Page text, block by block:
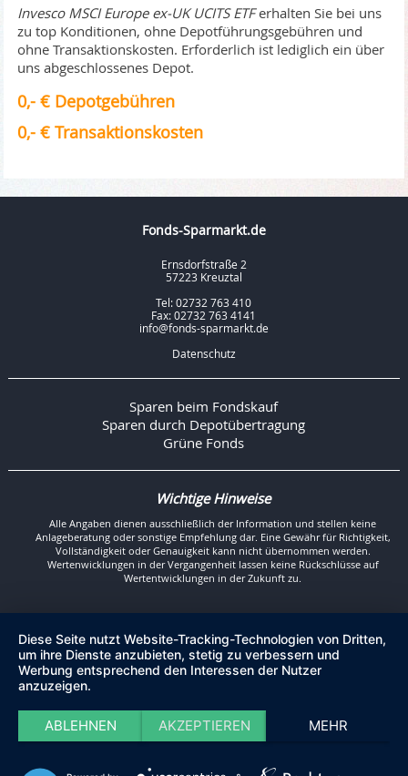
Invesco MSCI Europe ex-UK UCITS ETFerhalten Sie bei uns
zu top Konditionen, ohne Depotführungsgebühren und
ohne Transaktionskosten. Erforderlich ist lediglich ein über
uns abgeschlossenes Depot.
0,- € Depotgebühren
0,- € Transaktionskosten
Fonds-Sparmarkt.de
Ernsdorfstraße 2
57223 Kreuztal
Tel: 02732 763 410
Fax: 02732 763 4141
info@fonds-sparmarkt.de
Datenschutz
Sparen beim Fondskauf
Sparen durch Depotübertragung
Grüne Fonds
Wichtige Hinweise
Alle Angaben dienen ausschließlich der Information und stellen keine
Anlageberatung oder sonstige Empfehlung dar. Eine Gewähr für Richtigkeit,
Vollständigkeit oder Genauigkeit kann nicht übernommen werden.
Wertenwicklungen in der Vergangenheit lassen keine Rückschlüsse auf
Wertentwicklungen in der Zukunft zu.
Diese Seite nutzt Website-Tracking-Technologien von Dritten,
um ihre Dienste anzubieten, stetig zu verbessern und
Werbung entsprechend den Interessen der Nutzer
anzuzeigen.
ABLEHNEN AKZEPTIEREN MEHR